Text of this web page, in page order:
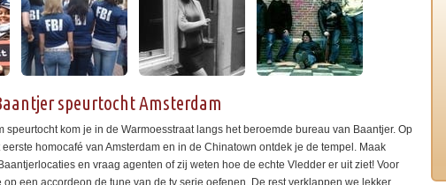
speurtocht Amsterdam
speurtocht kom je in de Warmoesstraat langs het beroemde bureau van Baantjer. Op
homocafé van Amsterdam en in de Chinatown ontdek je de tempel. Maak
en vraag agenten of zij weten hoe de echte Vledder er uit ziet! Voor
op een accordeon de tune van de tv serie oefenen. De rest verklappen we lekker